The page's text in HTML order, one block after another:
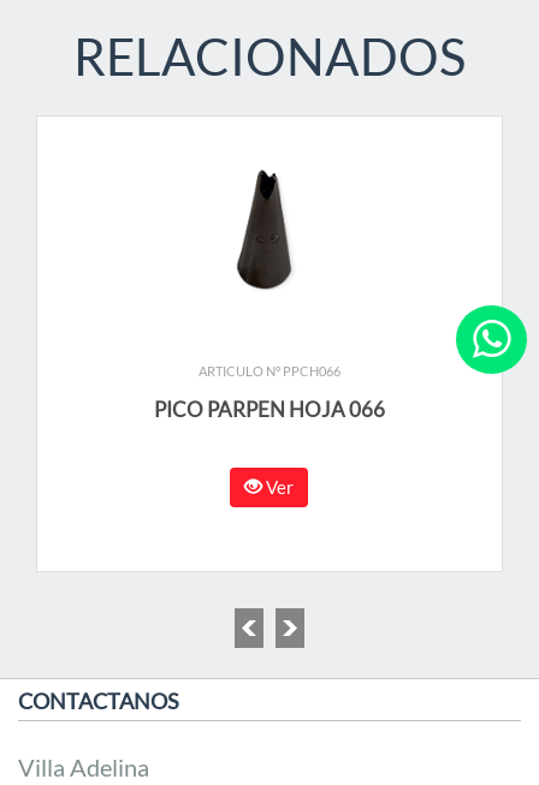
RELACIONADOS
ARTICULO N° PPCH066
PICO PARPEN HOJA 066
Ver
CONTACTANOS
Villa Adelina